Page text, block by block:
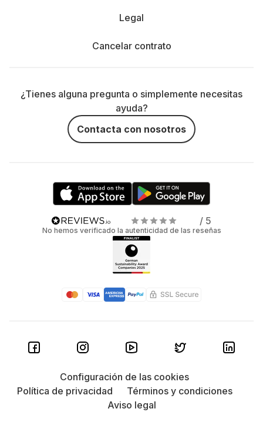
Legal
Cancelar contrato
¿Tienes alguna pregunta o simplemente necesitas
ayuda?
Contacta con nosotros
/ 5
No hemos verificado la autenticidad de las reseñas
Configuración de las cookies
Política de privacidad
Términos y condiciones
Aviso legal